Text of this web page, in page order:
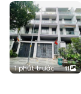
1 phút trước 11